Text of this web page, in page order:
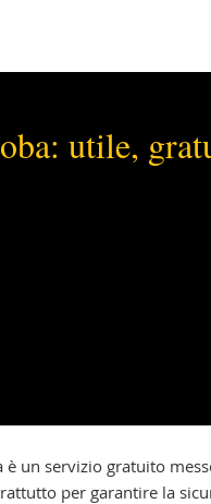
utile,
è un servizio gratuito
per garantire la